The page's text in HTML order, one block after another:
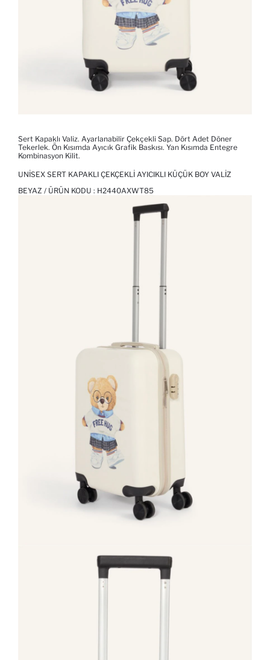
Sert Kapaklı Valiz. Ayarlanabilir Çekçekli Sap. Dört Adet Döner
Tekerlek. Ön Kısımda Ayıcık Grafik Baskısı. Yan Kısımda Entegre
Kombinasyon Kilit.
UNISEX SERT KAPAKLI ÇEKÇEKLI AYICIKLI KÜÇÜK BOY VALIZ
BEYAZ / ÜRÜN KODU : H2440AXWT85